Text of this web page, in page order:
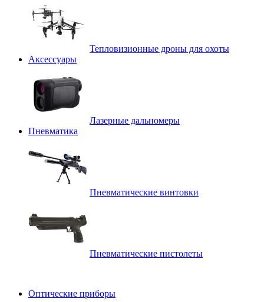
Тепловизионные дроны для охоты
Аксессуары
Лазерные дальномеры
Пневматика
Пневматические винтовки
Пневматические пистолеты
Оптические приборы